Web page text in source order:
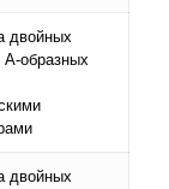
двойных
А-образных
двойных